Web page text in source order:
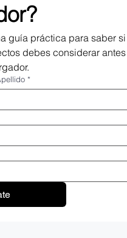
guía práctica para saber
debes considerar
*